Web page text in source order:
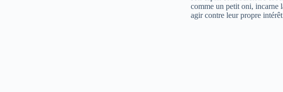
comme un petit oni, incarne
agir contre leur propre